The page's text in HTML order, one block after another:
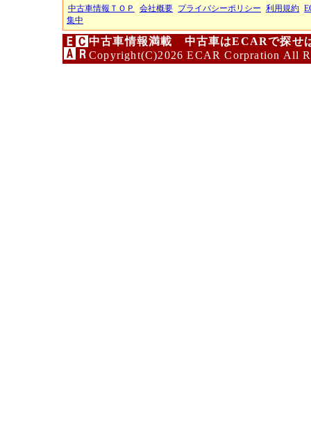
中古車情報ＴＯＰ 会社概要 プライバシーポリシー 利用規約
集中
中古車情報満載 中古車はECARで探せ
Copyright(C)2026 ECAR Corpration All